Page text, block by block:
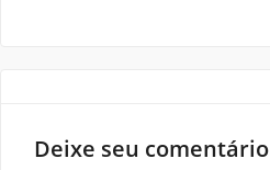
Deixe seu comentário